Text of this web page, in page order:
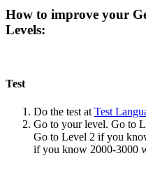
How to improve your
Levels:
Test
Do the test at Test
Go to your level. Go to
Go to Level 2 if you
if you know 2000-3000